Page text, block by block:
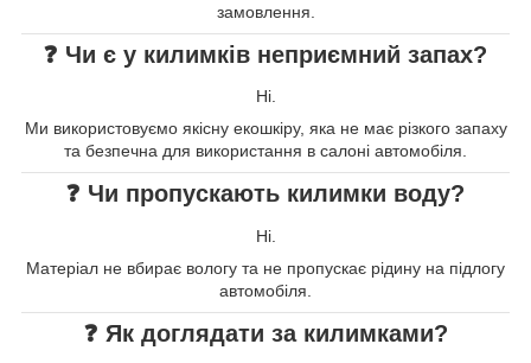
замовлення.
❓ Чи є у килимків неприємний запах?
Ні.
Ми використовуємо якісну екошкіру, яка не має різкого запаху
та безпечна для використання в салоні автомобіля.
❓ Чи пропускають килимки воду?
Ні.
Матеріал не вбирає вологу та не пропускає рідину на підлогу
автомобіля.
❓ Як доглядати за килимками?